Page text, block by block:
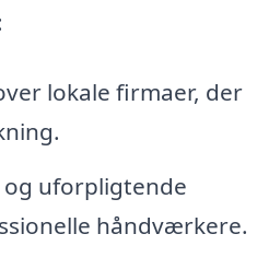
lokale firmaer, der
og uforpligtende
håndværkere.